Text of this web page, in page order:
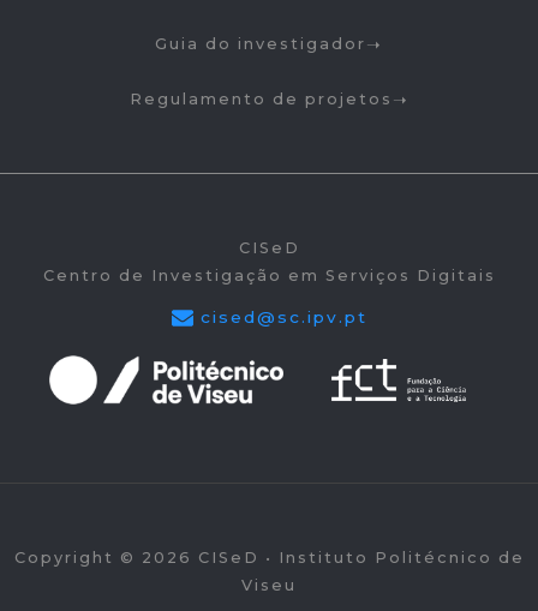
Guia do investigador
Regulamento de projetos
CISeD
Centro de Investigação em Serviços Digitais
cised@sc.ipv.pt
Copyright © 2026 CISeD • Instituto Politécnico de
Viseu